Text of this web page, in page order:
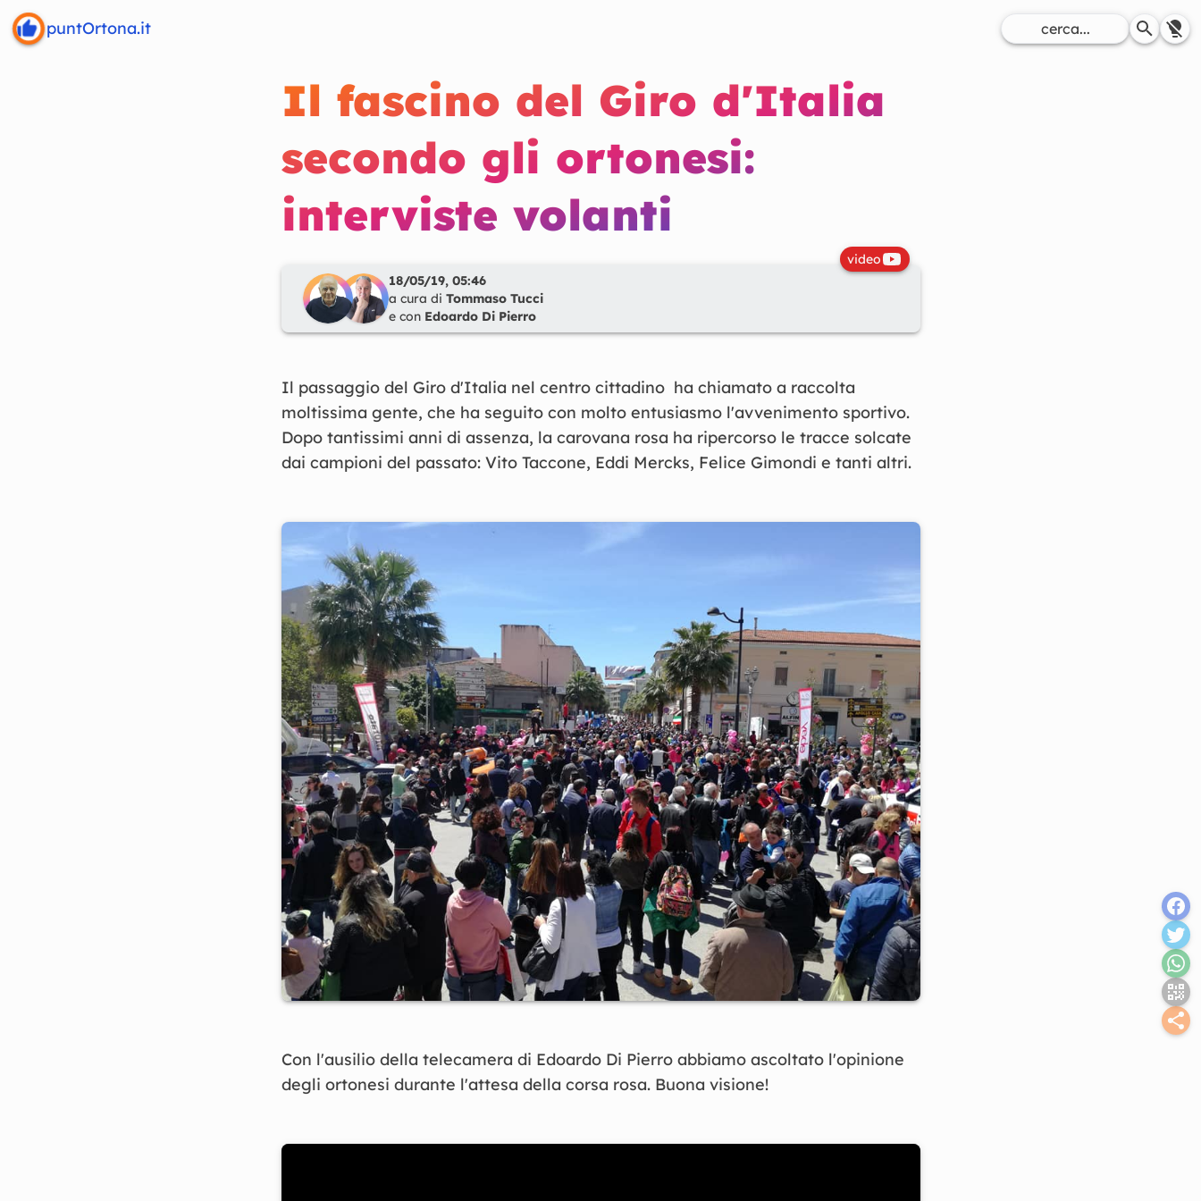
Il fascino del Giro d'Italia
secondo gli ortonesi:
interviste volanti
video
18/05/19, 05:46
a cura di Tommaso Tucci
e con Edoardo Di Pierro
Il passaggio del Giro d'Italia nel centro cittadino ha chiamato a raccolta
moltissima gente, che ha seguito con molto entusiasmo l'avvenimento sportivo.
Dopo tantissimi anni di assenza, la carovana rosa ha ripercorso le tracce solcate
dai campioni del passato: Vito Taccone, Eddi Mercks, Felice Gimondi e tanti altri.
Con l'ausilio della telecamera di Edoardo Di Pierro abbiamo ascoltato l'opinione
degli ortonesi durante l'attesa della corsa rosa. Buona visione!
puntOrtona.it